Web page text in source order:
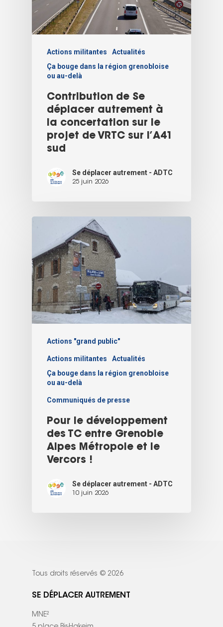
Actions militantes
Actualités
Ça bouge dans la région grenobloise
ou au-delà
Contribution de Se
déplacer autrement à
la concertation sur le
projet de VRTC sur l’A41
sud
Se déplacer autrement - ADTC
25 juin 2026
Actions "grand public"
Actions militantes
Actualités
Ça bouge dans la région grenobloise
ou au-delà
Communiqués de presse
Pour le développement
des TC entre Grenoble
Alpes Métropole et le
Vercors !
Se déplacer autrement - ADTC
10 juin 2026
Tous droits réservés © 2026
SE DÉPLACER AUTREMENT
MNE²